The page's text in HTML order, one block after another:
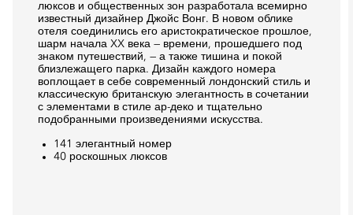
люксов и общественных зон разработала всемирно
известный дизайнер Джойс Вонг. В новом облике
отеля соединились его аристократическое прошлое,
шарм начала XX века — времени, прошедшего под
знаком путешествий, — а также тишина и покой
близлежащего парка. Дизайн каждого номера
воплощает в себе современный лондонский стиль и
классическую британскую элегантность в сочетании
с элементами в стиле ар-деко и тщательно
подобранными произведениями искусства.
141 элегантный номер
40 роскошных люксов